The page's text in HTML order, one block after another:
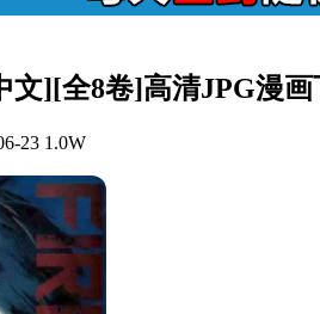
文][全8卷]高清JPG漫画
23 1.0W